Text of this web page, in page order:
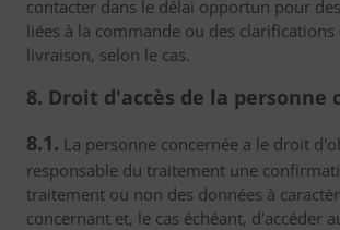
contacter dans le délai opportun pour
liées à la commande ou des clarifications
livraison, selon le cas.
8. Droit d'accès de la personne
8.1. La personne concernée a le droit
responsable du traitement une
traitement ou non des données à
concernant et, le cas échéant, d'accéder